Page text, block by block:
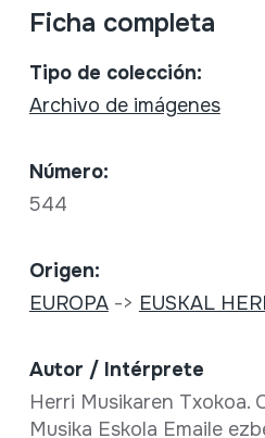
Ficha completa
Tipo de colección:
Archivo de imágenes
Número:
544
Origen:
EUROPA-> EUSKAL
Autor / Intérprete
Herri Musikaren Txokoa.
Musika Eskola Emaile